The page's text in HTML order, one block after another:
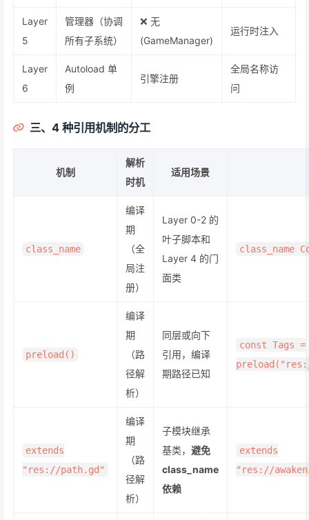
Layer
5
管理器（协调
所有子系统）
❌ 无
(GameManager)
运行时注入
Layer
6
Autoload 单
例
引擎注册
全局名称访
问
三、4 种引用机制的分工
机制
解析
时机
适用场景
class_name
编译
期
（全
局注
册）
Layer 0-2 的
叶子脚本和
Layer 4 的门
面类
class_name
preload()
编译
期
（路
径解
析）
同层或向下
引用，编译
期路径已知
const Tags =
extends
"res://path.gd"
编译
期
（路
径解
析）
子模块继承
基类， 避免
class_name
依赖
extends
"res://